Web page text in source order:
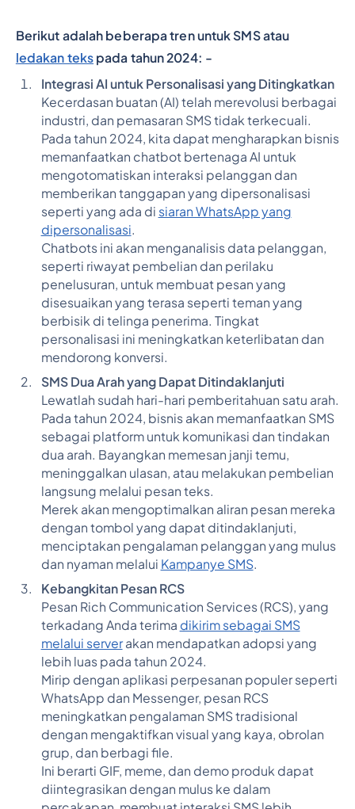
Berikut adalah beberapa tren untuk SMS atau
ledakan teks pada tahun 2024: -
Integrasi AI untuk Personalisasi yang Ditingkatkan
Kecerdasan buatan (AI) telah merevolusi berbagai
industri, dan pemasaran SMS tidak terkecuali.
Pada tahun 2024, kita dapat mengharapkan bisnis
memanfaatkan chatbot bertenaga AI untuk
mengotomatiskan interaksi pelanggan dan
memberikan tanggapan yang dipersonalisasi
seperti yang ada di siaran WhatsApp yang
dipersonalisasi.
Chatbots ini akan menganalisis data pelanggan,
seperti riwayat pembelian dan perilaku
penelusuran, untuk membuat pesan yang
disesuaikan yang terasa seperti teman yang
berbisik di telinga penerima. Tingkat
personalisasi ini meningkatkan keterlibatan dan
mendorong konversi.
SMS Dua Arah yang Dapat Ditindaklanjuti
Lewatlah sudah hari-hari pemberitahuan satu arah.
Pada tahun 2024, bisnis akan memanfaatkan SMS
sebagai platform untuk komunikasi dan tindakan
dua arah. Bayangkan memesan janji temu,
meninggalkan ulasan, atau melakukan pembelian
langsung melalui pesan teks.
Merek akan mengoptimalkan aliran pesan mereka
dengan tombol yang dapat ditindaklanjuti,
menciptakan pengalaman pelanggan yang mulus
dan nyaman melalui Kampanye SMS.
Kebangkitan Pesan RCS
Pesan Rich Communication Services (RCS), yang
terkadang Anda terima dikirim sebagai SMS
melalui serverakan mendapatkan adopsi yang
lebih luas pada tahun 2024.
Mirip dengan aplikasi perpesanan populer seperti
WhatsApp dan Messenger, pesan RCS
meningkatkan pengalaman SMS tradisional
dengan mengaktifkan visual yang kaya, obrolan
grup, dan berbagi file.
Ini berarti GIF, meme, dan demo produk dapat
diintegrasikan dengan mulus ke dalam